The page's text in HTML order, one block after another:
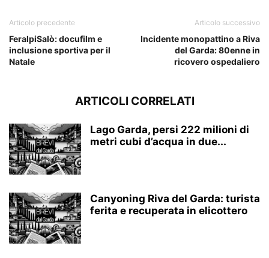
Articolo precedente
FeralpiSalò: docufilm e
inclusione sportiva per il
Natale
Articolo successivo
Incidente monopattino a Riva
del Garda: 80enne in
ricovero ospedaliero
ARTICOLI CORRELATI
Lago Garda, persi 222 milioni di
metri cubi d’acqua in due...
Canyoning Riva del Garda: turista
ferita e recuperata in elicottero